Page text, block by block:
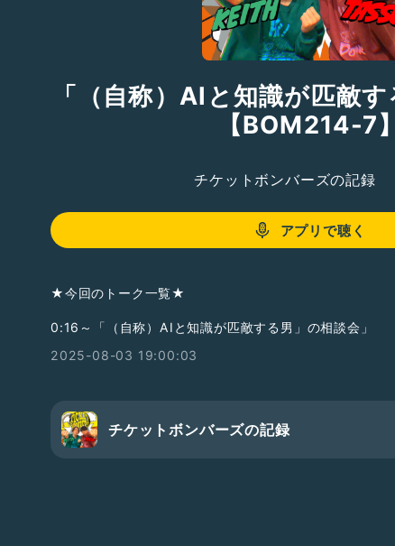
「（自称）AIと知識が匹敵
【BOM214-7】
チケットボンバーズの記録
アプリで聴く
★今回のトーク一覧★
0:16～「（自称）AIと知識が匹敵する男」の相談会」
2025-08-03 19:00:03
チケットボンバーズの記録